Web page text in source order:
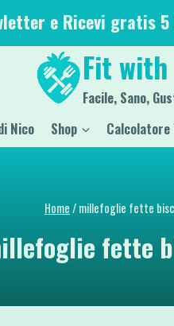
e Ricevi gratis 5
Fit with
Facile, Sano,
Nico Shop Calcolatore
Home/millefoglie fette
fette